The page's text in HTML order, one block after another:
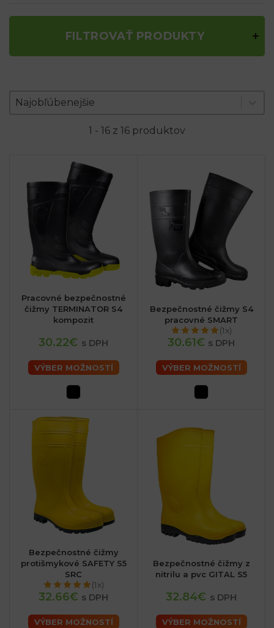
FILTROVAŤ PRODUKTY
Zoradenie produktov
Sort content
Najobľúbenejšie
Sort content
1 - 16 z 16 produktov
Pracovné bezpečnostné
čižmy TERMINATOR S4
kompozit
30.22€ s DPH
VÝBER MOŽNOSTÍ
Bezpečnostné čižmy S4
pracovné SMART
(1x)
30.61€ s DPH
VÝBER MOŽNOSTÍ
Bezpečnostné čižmy
protišmykové SAFETY S5
SRC
(1x)
32.66€ s DPH
VÝBER MOŽNOSTÍ
Bezpečnostné čižmy z
nitrilu a pvc GITAL S5
32.84€ s DPH
VÝBER MOŽNOSTÍ